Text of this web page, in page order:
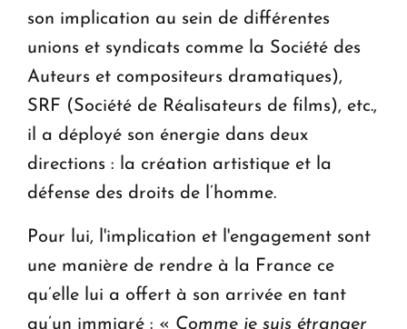
son implication au sein de différentes
unions et syndicats comme la Société des
Auteurs et compositeurs dramatiques),
SRF (Société de Réalisateurs de films), etc.,
il a déployé son énergie dans deux
directions : la création artistique et la
défense des droits de l’homme.
Pour lui, l'implication et l'engagement sont
une manière de rendre à la France ce
qu’elle lui a offert à son arrivée en tant
qu’un immigré : « Comme je suis étranger